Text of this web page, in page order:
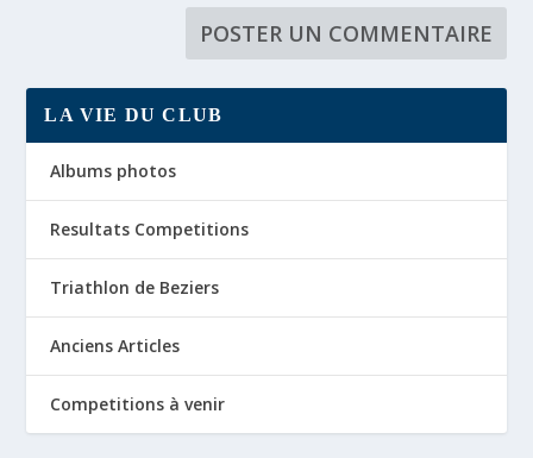
LA VIE DU CLUB
Albums photos
Resultats Competitions
Triathlon de Beziers
Anciens Articles
Competitions à venir